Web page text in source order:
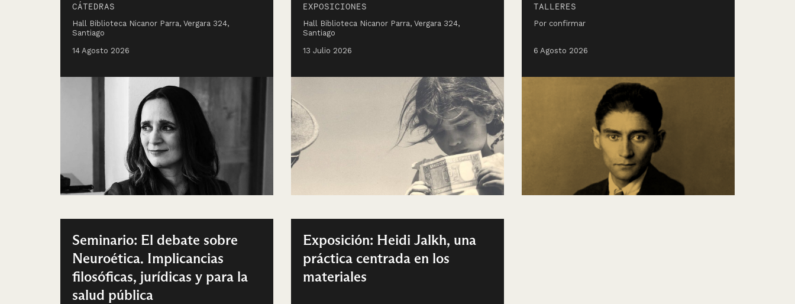
CÁTEDRAS
Hall Biblioteca Nicanor Parra, Vergara 324,
Santiago
14 Agosto 2026
EXPOSICIONES
Hall Biblioteca Nicanor Parra, Vergara 324,
Santiago
13 Julio 2026
TALLERES
Por confirmar
6 Agosto 2026
Seminario: El debate sobre
Neuroética. Implicancias
filosóficas, jurídicas y para la
salud pública
Exposición: Heidi Jalkh, una
práctica centrada en los
materiales